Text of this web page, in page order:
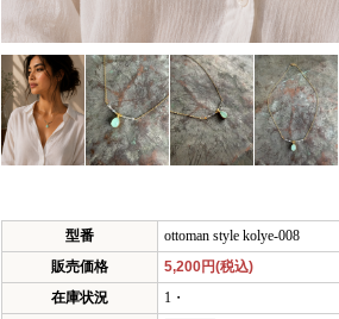
型番
ottoman style kolye-008
販売価格
5,200円(税込)
在庫状況
1・